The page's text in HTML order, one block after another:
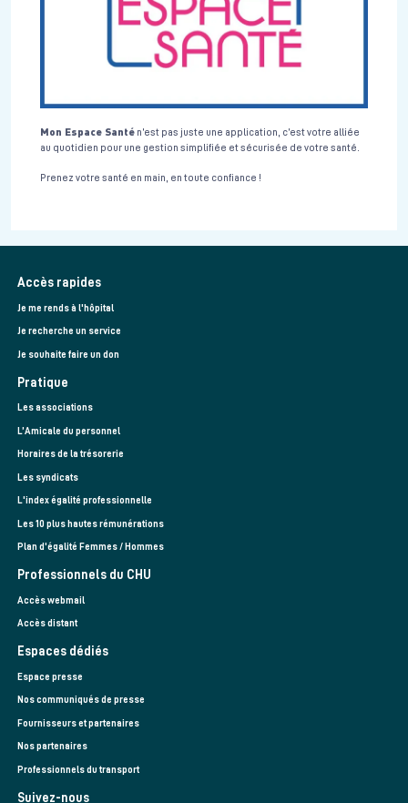
Mon Espace Santé n’est pas juste une application, c’est votre alliée
au quotidien pour une gestion simplifiée et sécurisée de votre santé.
Prenez votre santé en main, en toute confiance !
Accès rapides
Je me rends à l'hôpital
Je recherche un service
Je souhaite faire un don
Pratique
Les associations
L’Amicale du personnel
Horaires de la trésorerie
Les syndicats
L'index égalité professionnelle
Les 10 plus hautes rémunérations
Plan d'égalité Femmes / Hommes
Professionnels du CHU
Accès webmail
Accès distant
Espaces dédiés
Espace presse
Nos communiqués de presse
Fournisseurs et partenaires
Nos partenaires
Professionnels du transport
Suivez-nous